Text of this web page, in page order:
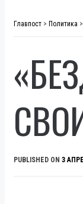
Главпост > Политика >
PUBLISHED ON 3